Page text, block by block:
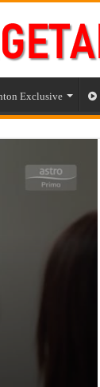
Exclusive